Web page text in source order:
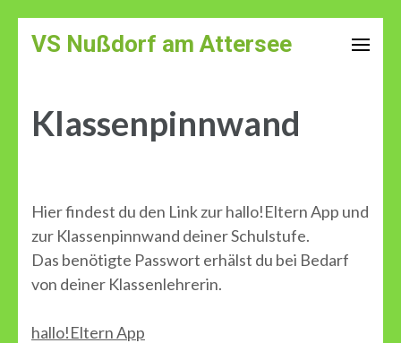
Inhalt
drücken)
VS Nußdorf am Attersee
Klassenpinnwand
Hier findest du den Link zur hallo!Eltern App und
zur Klassenpinnwand deiner Schulstufe.
Das benötigte Passwort erhälst du bei Bedarf
von deiner Klassenlehrerin.
hallo!Eltern App